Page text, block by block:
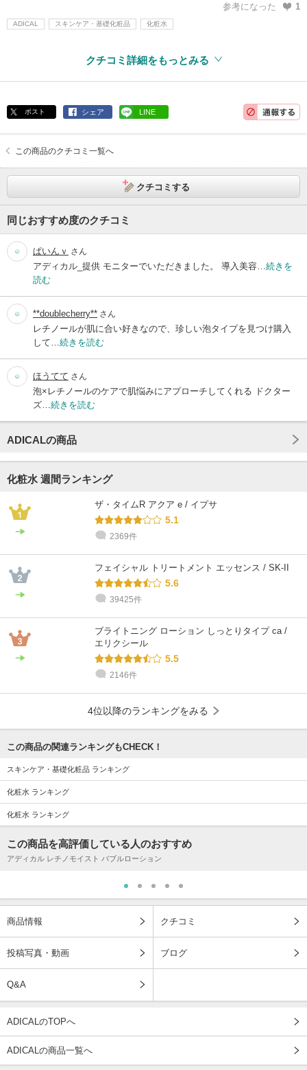
参考になった 1
ADICAL スキンケア・基礎化粧品 化粧水
クチコミ詳細をもっとみる
ポスト シェア LINE
この商品のクチコミ一覧へ
クチコミする
同じおすすめ度のクチコミ
ぱいんｖ さん
アディカル_提供 モニターでいただきました。 導入美容… 続きを
読む
**doublecherry** さん
レチノールが肌に合い好きなので、珍しい泡タイプを見つけ購入
して… 続きを読む
ほうてて さん
泡×レチノールのケアで肌悩みにアプローチしてくれる ドクター
ズ… 続きを読む
ADICALの商品
化粧水 週間ランキング
ザ・タイムR アクア e / イプサ
5.1
2369件
フェイシャル トリートメント エッセンス / SK-II
5.6
39425件
ブライトニング ローション しっとりタイプ ca /
エリクシール
5.5
2146件
4位以降のランキングをみる
この商品の関連ランキングもCHECK！
スキンケア・基礎化粧品 ランキング
化粧水 ランキング
化粧水 ランキング
この商品を高評価している人のおすすめ
アディカル レチノモイスト バブルローション
商品情報 クチコミ
投稿写真・動画 ブログ
Q&A
ADICALのTOPへ
ADICALの商品一覧へ